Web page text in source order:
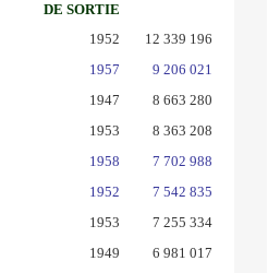
DE SORTIE
1952
12 339 196
1957
9 206 021
1947
8 663 280
1953
8 363 208
1958
7 702 988
1952
7 542 835
1953
7 255 334
1949
6 981 017